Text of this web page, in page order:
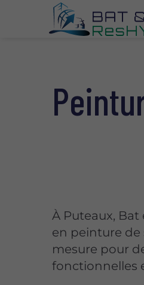
À Puteaux,
en peinture de
mesure pour
fonctionnelles